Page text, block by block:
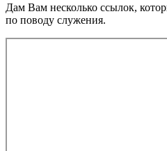
Дам Вам несколько ссылок,
по поводу служения.